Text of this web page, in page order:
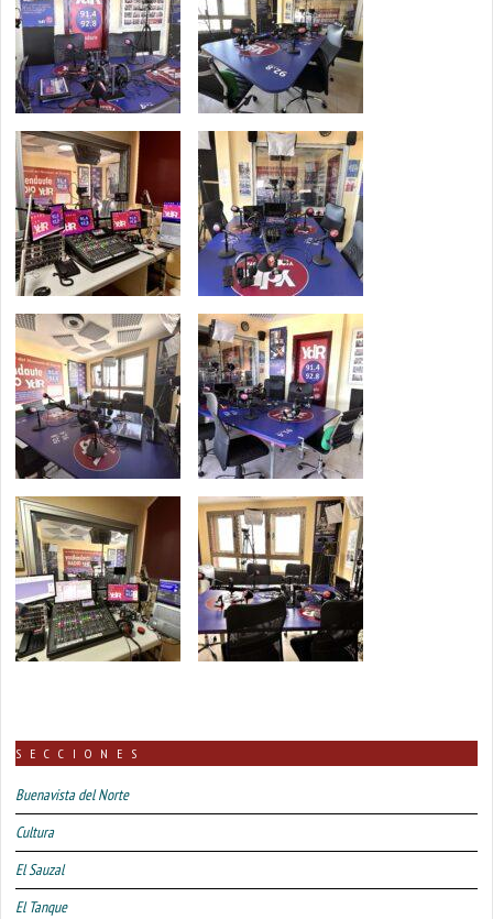
SECCIONES
Buenavista del Norte
Cultura
El Sauzal
El Tanque